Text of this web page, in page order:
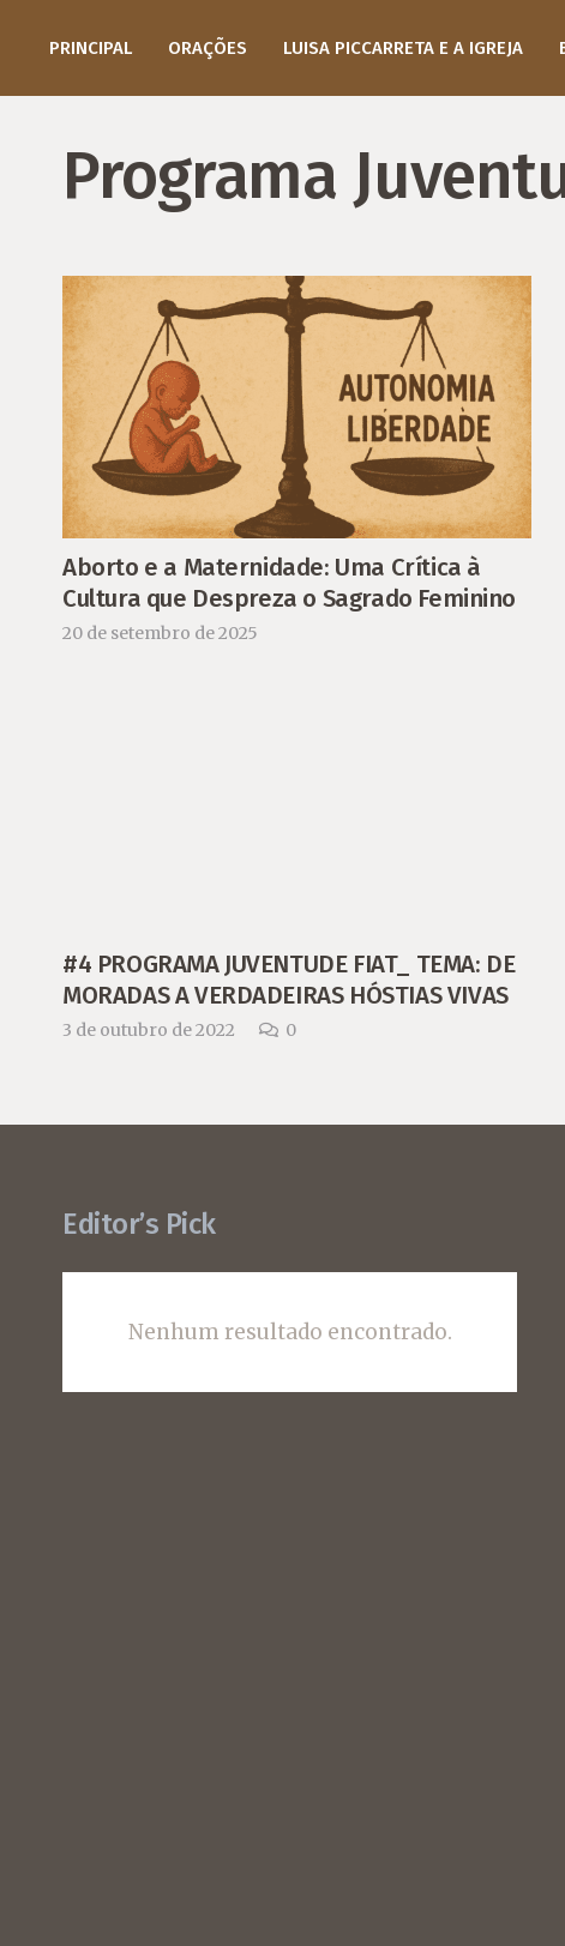
PRINCIPAL ORAÇÕES LUISA PICCARRETA E A IGREJA
Programa
Aborto e a Maternidade: Uma Crítica à
Cultura que Despreza o Sagrado Feminino
20 de setembro de 2025
#4 PROGRAMA JUVENTUDE FIAT_ TEMA: DE
MORADAS A VERDADEIRAS HÓSTIAS VIVAS
3 de outubro de 2022 0
Editor’s Pick
Nenhum resultado encontrado.